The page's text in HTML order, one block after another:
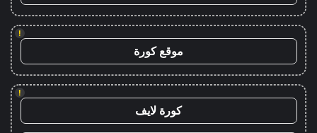
!
موقع كورة
!
كورة لايف